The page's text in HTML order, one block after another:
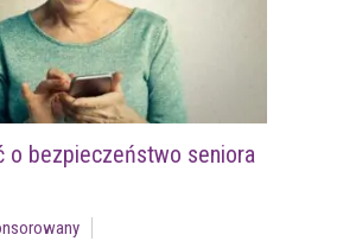
o bezpieczeństwo seniora